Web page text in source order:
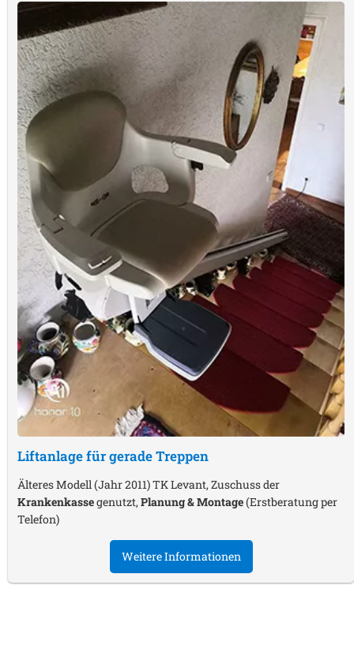
Liftanlage für gerade Treppen
Älteres Modell (Jahr 2011) TK Levant, Zuschuss der
Krankenkassegenutzt,Planung & Montage(Erstberatung per
Telefon)
Weitere Informationen